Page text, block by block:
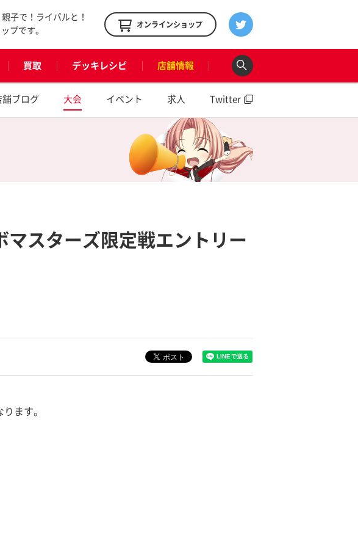
子で！ライバルと！
プです。
オンラインショップ
買取 デッキレシピ 店舗情報
舗ブログ 大会 イベント 求人 Twitter
マスターズ限定戦エントリー
ます。